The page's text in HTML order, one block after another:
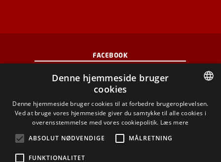
FACEBOOK
INSTAGRAM
LINKEDIN
DANISH
Denne hjemmeside bruger
cookies
Denne hjemmeside bruger cookies til at forbedre brugeroplevelsen.
Ved at bruge vores hjemmeside giver du samtykke til alle cookies i
overensstemmelse med vores cookiepolitik. Læs mere
ABSOLUT NØDVENDIGE
MÅLRETNING
FUNKTIONALITET